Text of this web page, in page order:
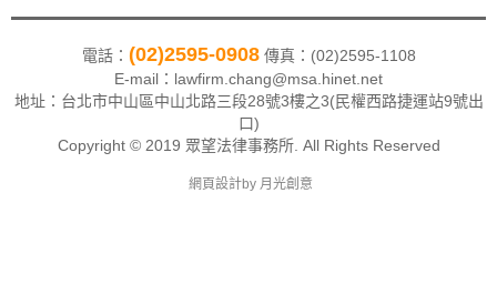
電話： (02)2595-0908傳真：(02)2595-1108
E-mail：lawfirm.chang@msa.hinet.net
地址： 台北市中山區中山北路三段28號3樓之3(民權西路捷運站9號出
口)
Copyright © 2019 眾望法律事務所. All Rights Reserved
網頁設計by 月光創意